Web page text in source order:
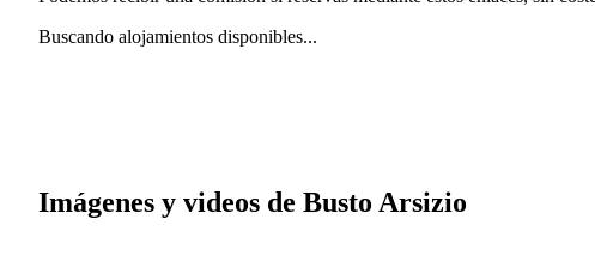
Buscando alojamientos disponibles...
Imágenes y videos de Busto Arsizio